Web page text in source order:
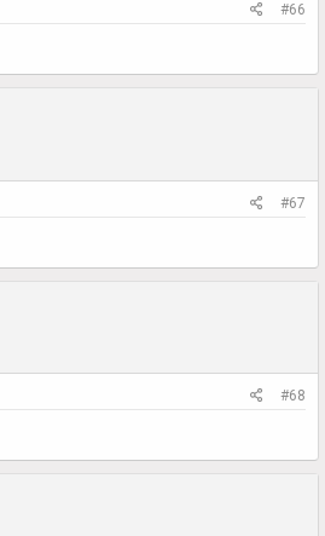
#66
#67
#68